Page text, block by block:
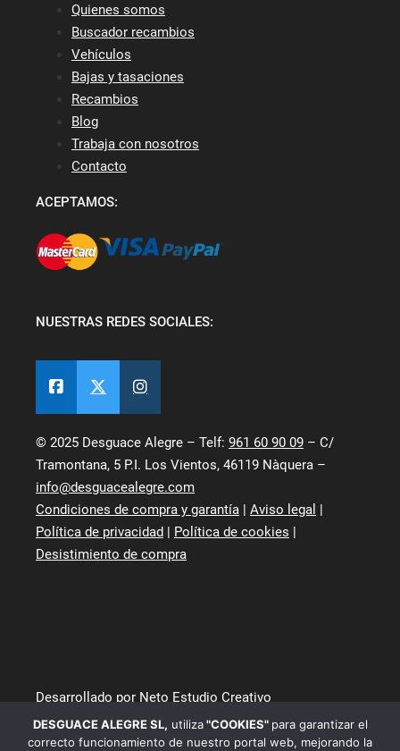
Quienes somos
Buscador recambios
Vehículos
Bajas y tasaciones
Recambios
Blog
Trabaja con nosotros
Contacto
ACEPTAMOS:
NUESTRAS REDES SOCIALES:
© 2025 Desguace Alegre – Telf: 961 60 90 09 – C/
Tramontana, 5 P.I. Los Vientos, 46119 Nàquera –
info@desguacealegre.com
Condiciones de compra y garantía | Aviso legal |
Política de privacidad | Política de cookies |
Desistimiento de compra
Desarrollado por Neto Estudio Creativo
DESGUACE ALEGRE SL, utiliza"COOKIES" para garantizar el
correcto funcionamiento de nuestro portal web, mejorando la